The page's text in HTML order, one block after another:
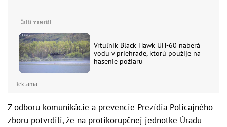
Vrtuľník Black Hawk UH-60 naberá
vodu v priehrade, ktorú použije na
hasenie požiaru
Reklama
Z odboru komunikácie a prevencie Prezídia Policajného
zboru potvrdili, že na protikorupčnej jednotke Úradu